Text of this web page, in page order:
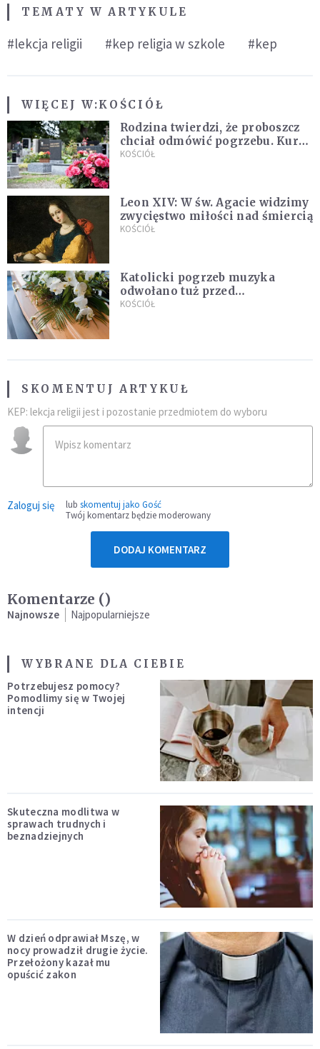
TEMATY W ARTYKULE
#lekcja religii #kep religia w szkole #kep
WIĘCEJ W:KOŚCIÓŁ
Rodzina twierdzi, że proboszcz
chciał odmówić pogrzebu. Kuria
zapowiada wyjaśnienia
KOŚCIÓŁ
Leon XIV: W św. Agacie widzimy
zwycięstwo miłości nad śmiercią
KOŚCIÓŁ
Katolicki pogrzeb muzyka
odwołano tuż przed
uroczystością. Powodem była
KOŚCIÓŁ
SKOMENTUJ ARTYKUŁ
KEP: lekcja religii jest i pozostanie przedmiotem do wyboru
Zaloguj się lub skomentuj jako Gość
Twój komentarz będzie moderowany
DODAJ KOMENTARZ
Komentarze ()
Najnowsze Najpopularniejsze
WYBRANE DLA CIEBIE
Potrzebujesz pomocy?
Pomodlimy się w Twojej
intencji
Skuteczna modlitwa w
sprawach trudnych i
beznadziejnych
W dzień odprawiał Mszę, w
nocy prowadził drugie życie.
Przełożony kazał mu
opuścić zakon